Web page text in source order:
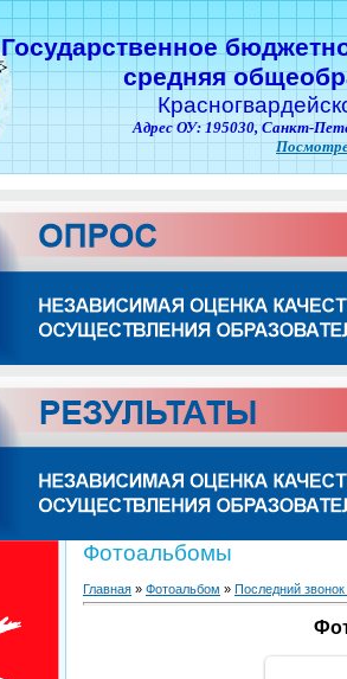
Государственное
средняя
Адрес ОУ: 195030, Санкт-
Фотоальбомы
Главная » Фотоальбом » Последний